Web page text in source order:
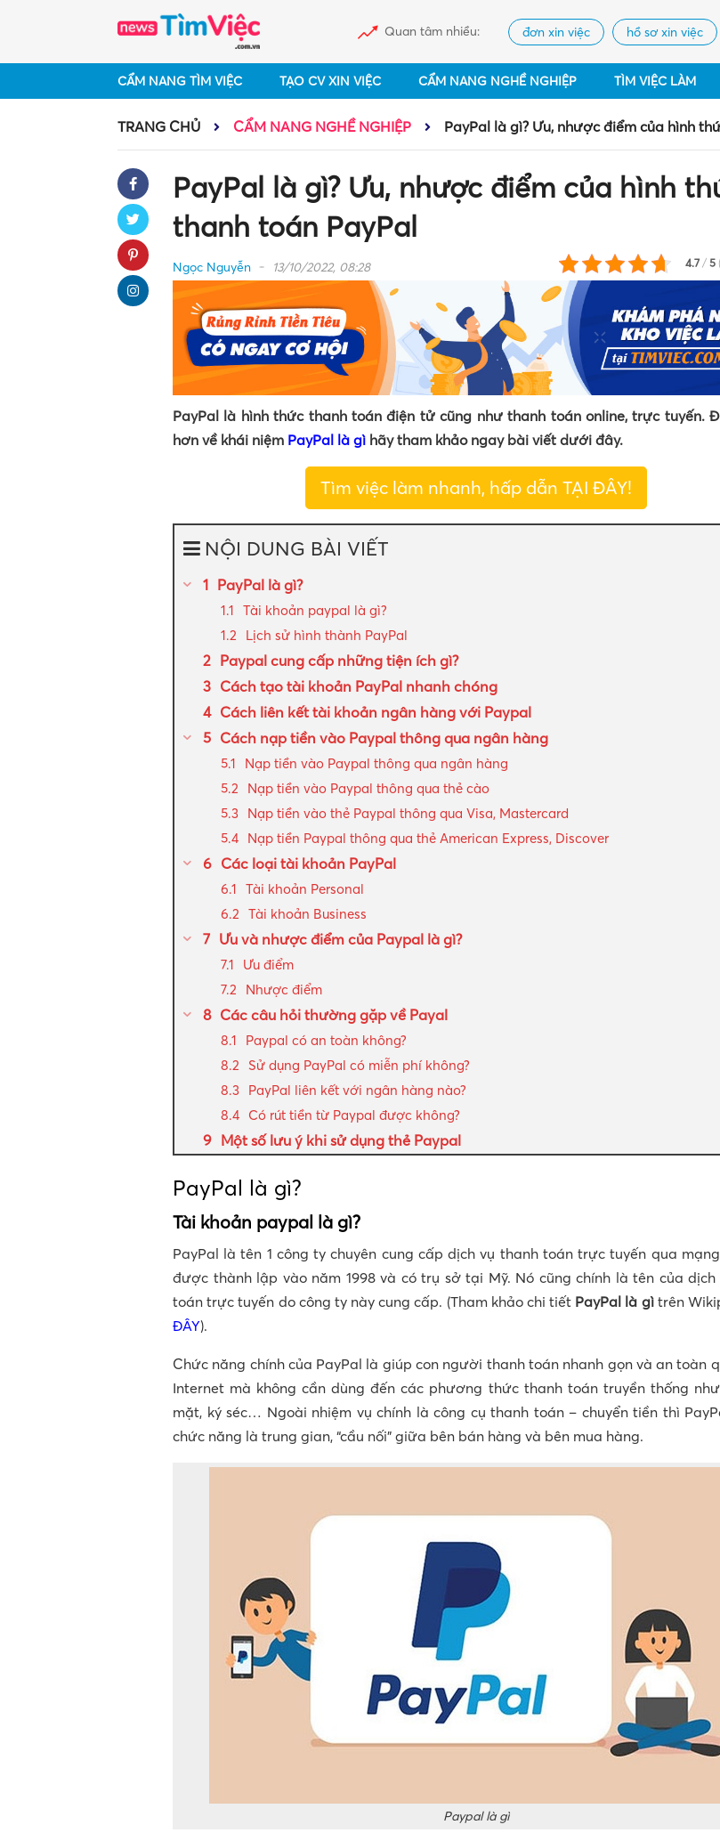
Quan tâm nhiều: đơn xin việc hồ sơ xin việc
CẨM NANG TÌM VIỆC TẠO CV XIN VIỆC CẨM NANG NGHỀ NGHIỆP TÌM VIỆC LÀM
TRANG CHỦ CẨM NANG NGHỀ NGHIỆP PayPal là gì? Ưu, nhược điểm của hình
PayPal là gì? Ưu, nhược điểm của hình
thanh toán PayPal
4.7 / 5 (
Ngọc Nguyễn 13/10/2022, 08:28
PayPal là hình thức thanh toán điện tử cũng như thanh toán online, trực tuyến.
hơn về khái niệm PayPal là gì hãy tham khảo ngay bài viết dưới đây.
Tìm việc làm nhanh, hấp dẫn TẠI ĐÂY!
NỘI DUNG BÀI VIẾT
PayPal là gì?
Tài khoản paypal là gì?
Lịch sử hình thành PayPal
Paypal cung cấp những tiện ích gì?
Cách tạo tài khoản PayPal nhanh chóng
Cách liên kết tài khoản ngân hàng với Paypal
Cách nạp tiền vào Paypal thông qua ngân hàng
Nạp tiền vào Paypal thông qua ngân hàng
Nạp tiền vào Paypal thông qua thẻ cào
Nạp tiền vào thẻ Paypal thông qua Visa, Mastercard
Nạp tiền Paypal thông qua thẻ American Express, Discover
Các loại tài khoản PayPal
Tài khoản Personal
Tài khoản Business
Ưu và nhược điểm của Paypal là gì?
Ưu điểm
Nhược điểm
Các câu hỏi thường gặp về Payal
Paypal có an toàn không?
Sử dụng PayPal có miễn phí không?
PayPal liên kết với ngân hàng nào?
Có rút tiền từ Paypal được không?
Một số lưu ý khi sử dụng thẻ Paypal
PayPal là gì?
Tài khoản paypal là gì?
PayPal là tên 1 công ty chuyên cung cấp dịch vụ thanh toán trực tuyến qua
được thành lập vào năm 1998 và có trụ sở tại Mỹ. Nó cũng chính là tên của dịch
toán trực tuyến do công ty này cung cấp. (Tham khảo chi tiết PayPal là gìtrên
ĐÂY).
Chức năng chính của PayPal là giúp con người thanh toán nhanh gọn và an toàn
Internet mà không cần dùng đến các phương thức thanh toán truyền thống
mặt, ký séc… Ngoài nhiệm vụ chính là công cụ thanh toán – chuyển tiền thì
chức năng là trung gian, “cầu nối” giữa bên bán hàng và bên mua hàng.
Paypal là gì